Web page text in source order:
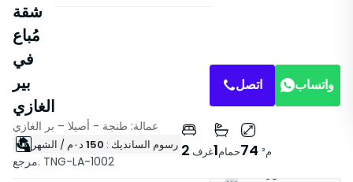
شقة
مُباع
في
بير
الغازي
عمالة: طنجة - أصيلا – بر الغازي
رسوم السانديك : 150 د٠م / الشهر
مرجع. TNG-LA-1002
2 غرف1حمام74 م²
اتصل واتساب
خصائص